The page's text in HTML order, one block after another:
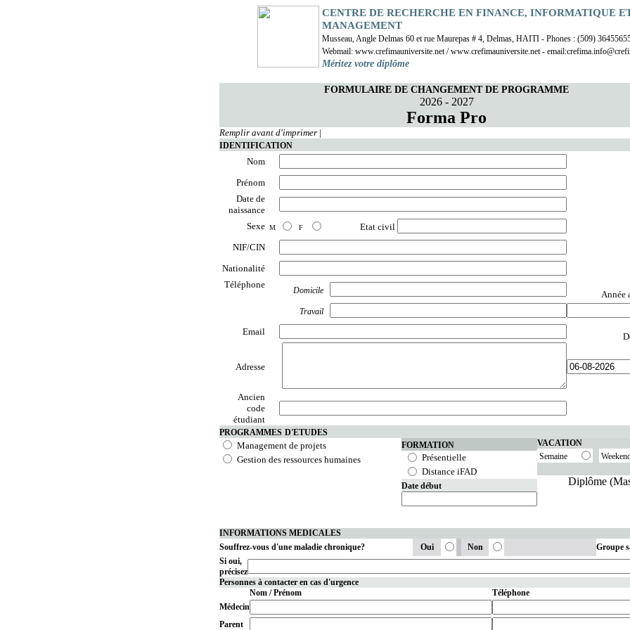
CENTRE DE RECHERCHE EN FINANCE, INFORMATIQUE
MANAGEMENT
Musseau, Angle Delmas 60 et rue Maurepas # 4, Delmas, HAITI - Phones : (509)
Webmail: www.crefimauniversite.net /www.crefimauniversite.net-
Méritez votre diplôme
FORMULAIRE DE CHANGEMENT DE PROGRAMME
2026 - 2027
Forma Pro
Remplir avant d'imprimer |
IDENTIFICATION
Nom
Prénom
Date de
naissance
Sexe M F
Etat civil
NIF/CIN
Nationalité
Téléphone
Domicile Année
Travail
Email
Adresse
Ancien
code
étudiant
PROGRAMMES D'ETUDES
Management de projets FORMATION
Présentielle
Distance iFAD
Date début
VACATION
Semaine
Diplôme
Gestion des ressources humaines
INFORMATIONS MEDICALES
Souffrez-vous d'une maladie chronique?
Oui Non
Groupe
Si oui,
précisez
Personnes à contacter en cas d'urgence
Nom / Prénom
Téléphone
Médecin
Parent